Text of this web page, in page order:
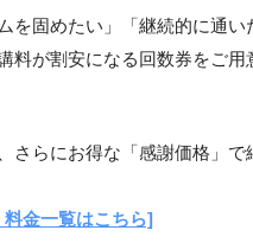
を固めたい」「継続的に通い
料が割安になる回数券をご用
さらにお得な「感謝価格」で
金一覧はこちら]